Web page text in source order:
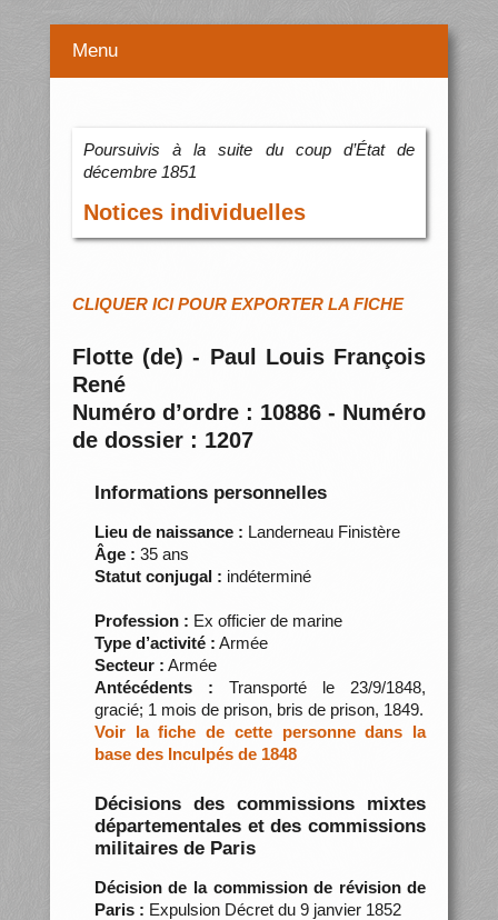
Menu
Poursuivis à la suite du coup d’État de
décembre 1851
Notices individuelles
CLIQUER ICI POUR EXPORTER LA FICHE
Flotte (de) - Paul Louis François
René
Numéro d’ordre : 10886 - Numéro
de dossier : 1207
Informations personnelles
Lieu de naissance : Landerneau Finistère
Âge : 35 ans
Statut conjugal : indéterminé
Profession : Ex officier de marine
Type d’activité : Armée
Secteur : Armée
Antécédents : Transporté le 23/9/1848,
gracié; 1 mois de prison, bris de prison, 1849.
Voir la fiche de cette personne dans la
base des Inculpés de 1848
Décisions des commissions mixtes
départementales et des commissions
militaires de Paris
Décision de la commission de révision de
Paris : Expulsion Décret du 9 janvier 1852